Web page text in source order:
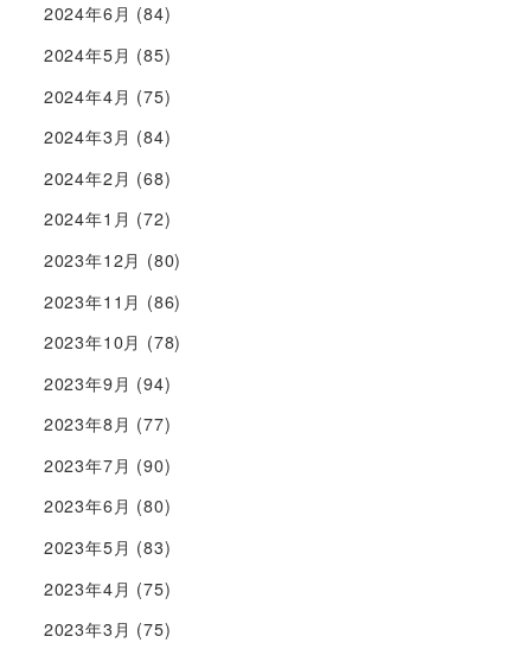
2024年6月 (84)
2024年5月 (85)
2024年4月 (75)
2024年3月 (84)
2024年2月 (68)
2024年1月 (72)
2023年12月 (80)
2023年11月 (86)
2023年10月 (78)
2023年9月 (94)
2023年8月 (77)
2023年7月 (90)
2023年6月 (80)
2023年5月 (83)
2023年4月 (75)
2023年3月 (75)